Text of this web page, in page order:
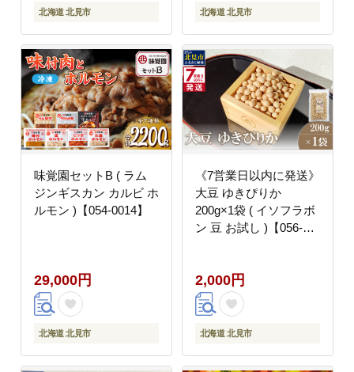
北海道 北見市 北海道 北見市
味覚園セットB ( ラム
ジンギスカン カルビ ホ
ルモン )【054-0014】
29,000円
北海道 北見市
《7営業日以内に発送》
大豆 ゆきぴりか
200g×1袋 ( イソフラボ
ン 豆 お試し )【056-
2,000円
北海道 北見市